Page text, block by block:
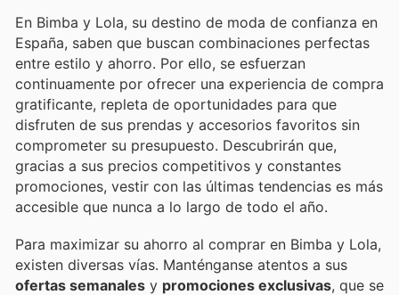
En Bimba y Lola, su destino de moda de confianza en
España, saben que buscan combinaciones perfectas
entre estilo y ahorro. Por ello, se esfuerzan
continuamente por ofrecer una experiencia de compra
gratificante, repleta de oportunidades para que
disfruten de sus prendas y accesorios favoritos sin
comprometer su presupuesto. Descubrirán que,
gracias a sus precios competitivos y constantes
promociones, vestir con las últimas tendencias es más
accesible que nunca a lo largo de todo el año.
Para maximizar su ahorro al comprar en Bimba y Lola,
existen diversas vías. Manténganse atentos a sus
ofertas semanales y promociones exclusivas, que se